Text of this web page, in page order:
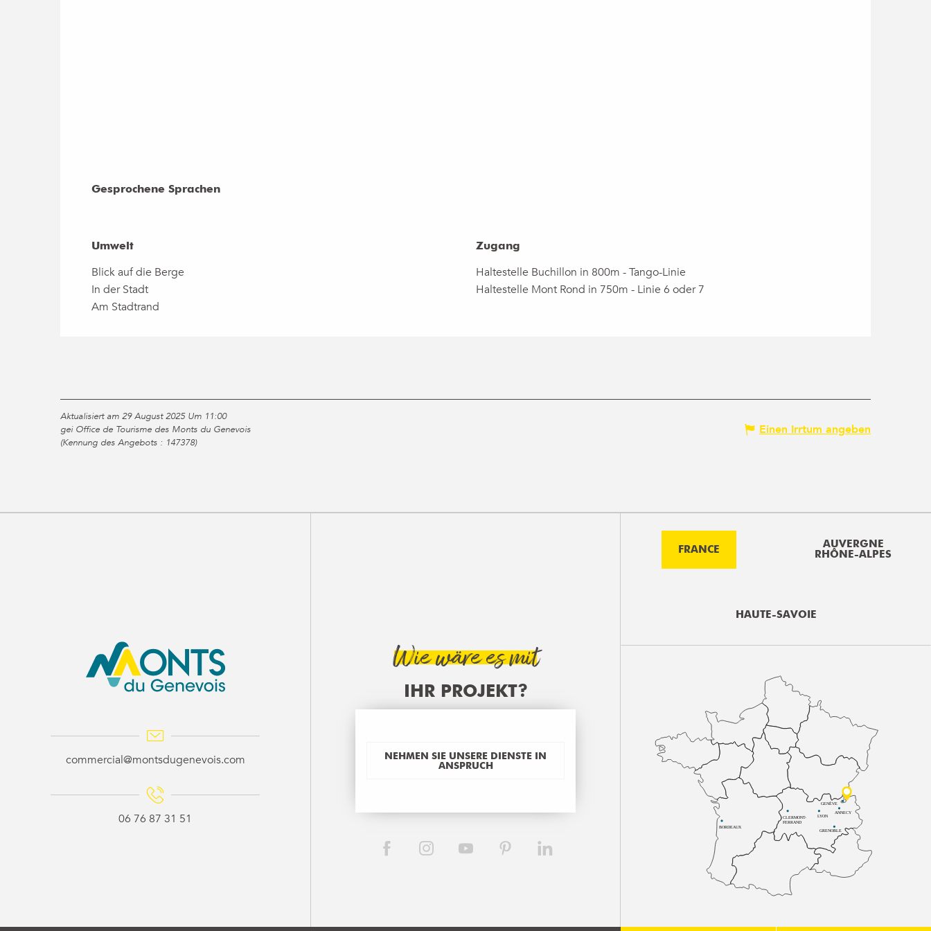
Gesprochene Sprachen
Gesprochene Sprachen
Umwelt
Umwelt
Blick auf die Berge
In der Stadt
Am Stadtrand
Zugang
Zugang
Haltestelle Buchillon in 800m - Tango-Linie
Haltestelle Mont Rond in 750m - Linie 6 oder 7
Aktualisiert am 29 August 2025 Um 11:00
gei Office de Tourisme des Monts du Genevois
(Kennung des Angebots : 147378)
Einen Irrtum angeben
commercial@montsdugenevois.com
06 76 87 31 51
Wie wäre es mit
IHR PROJEKT?
NEHMEN SIE UNSERE DIENSTE IN
ANSPRUCH
FRANCE
AUVERGNE
RHÔNE-ALPES
HAUTE-SAVOIE
BORDEAUX
CLERMONT-
FERRAND
LYON
ANNECY
GRENOBLE
GENÈVE